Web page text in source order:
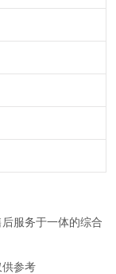
服务于一体的综合
参考